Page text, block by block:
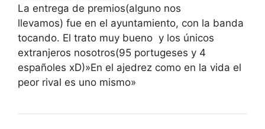
La entrega de premios(alguno nos
llevamos) fue en el ayuntamiento, con la banda
tocando. El trato muy bueno y los únicos
extranjeros nosotros(95 portugeses y 4
españoles xD)»En el ajedrez como en la vida el
peor rival es uno mismo»